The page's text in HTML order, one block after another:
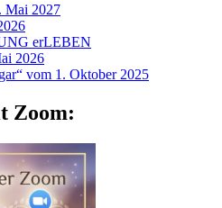
Mai 2027
erLEBEN
2026
vom 1. Oktober 2025
Zoom: